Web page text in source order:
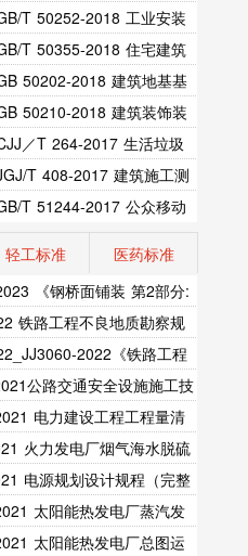
T 50252-2018 工业安装
收统-标准
T 50355-2018 住宅建筑
其测量方法标准
50202-2018 建筑地基基
验收标准
50210-2018 建筑装饰装
标准／T 264-2017 生活垃圾
应处理系统技术规程
T 408-2017 建筑施工测
T 51244-2017 公众移动
技术规范
轻工标准
医药标准
《钢桥面铺装 第2部分:
铁路工程不良地质勘察规
2022《铁路工程
程》公路交通安全设施施工技
电力建设工程工程量清
整版）
火力发电厂烟气海水脱硫
完整版）
电源规划设计规程（完整
太阳能热发电厂蒸汽发
（完整版）
太阳能热发电厂总图运